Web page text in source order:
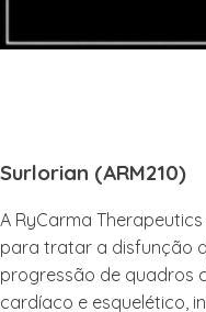
Surlorian (ARM210)
A RyCarma
para tratar a disfunção
progressão de quadros
cardíaco e esquelético,